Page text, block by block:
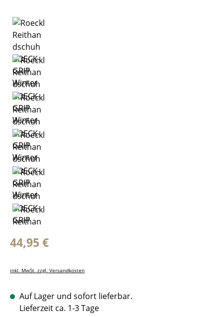
Regulärer Preis:
44,95 €
inkl. MwSt. zzgl. Versandkosten
Auf Lager und sofort lieferbar.
Lieferzeit ca. 1-3 Tage